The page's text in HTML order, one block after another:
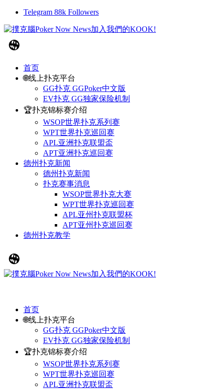
Telegram 88k Followers
首页
🌐线上扑克平台
GG扑克 GGPoker中文版
EV扑克 GG独家保险机制
🏆扑克锦标赛介绍
WSOP世界扑克系列赛
WPT世界扑克巡回赛
APL亚洲扑克联盟盃
APT亚洲扑克巡回赛
德州扑克新闻
德州扑克新闻
扑克赛事消息
WSOP世界扑克大赛
WPT世界扑克巡回赛
APL亚州扑克联盟杯
APT亚州扑克巡回赛
德州扑克教学
首页
🌐线上扑克平台
GG扑克 GGPoker中文版
EV扑克 GG独家保险机制
🏆扑克锦标赛介绍
WSOP世界扑克系列赛
WPT世界扑克巡回赛
APL亚洲扑克联盟盃